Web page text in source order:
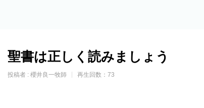
聖書は正しく読みましょう
投稿者 : 櫻井良一牧師 再生回数：73